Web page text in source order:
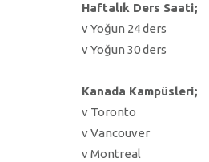
Haftalık Ders Saati;
v Yoğun 24 ders
v Yoğun 30 ders
Kanada Kampüsleri;
v Toronto
v Vancouver
v Montreal